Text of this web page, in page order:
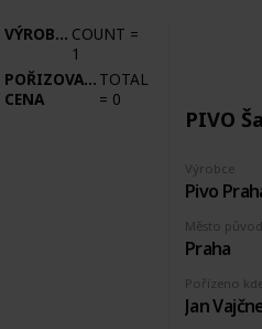
VÝROBCE COUNT =
1
POŘIZOVACÍ
CENA
TOTAL
= 0
PIVO
Výrobce
Pivo
Pořízeno
Jan
Město
Praha